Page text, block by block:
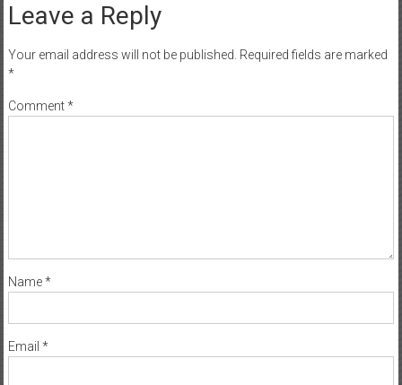
Leave a Reply
Your email address will not be published. Required fields are marked
*
Comment*
Name*
Email *